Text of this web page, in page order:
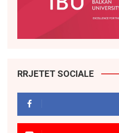
RRJETET SOCIALE